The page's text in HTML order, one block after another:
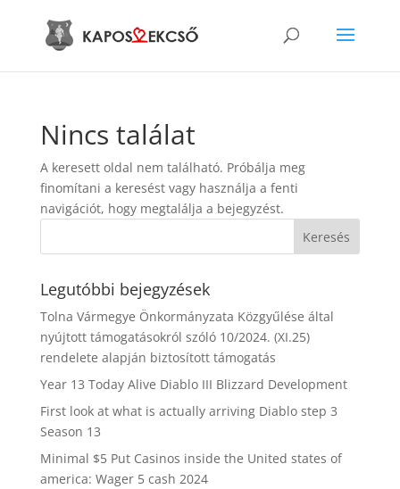
Nincs találat
A keresett oldal nem található. Próbálja meg
finomítani a keresést vagy használja a fenti
navigációt, hogy megtalálja a bejegyzést.
Legutóbbi bejegyzések
Tolna Vármegye Önkormányzata Közgyűlése által
nyújtott támogatásokról szóló 10/2024. (XI.25)
rendelete alapján biztosított támogatás
Year 13 Today Alive Diablo III Blizzard Development
First look at what is actually arriving Diablo step 3
Season 13
Minimal $5 Put Casinos inside the United states of
america: Wager 5 cash 2024